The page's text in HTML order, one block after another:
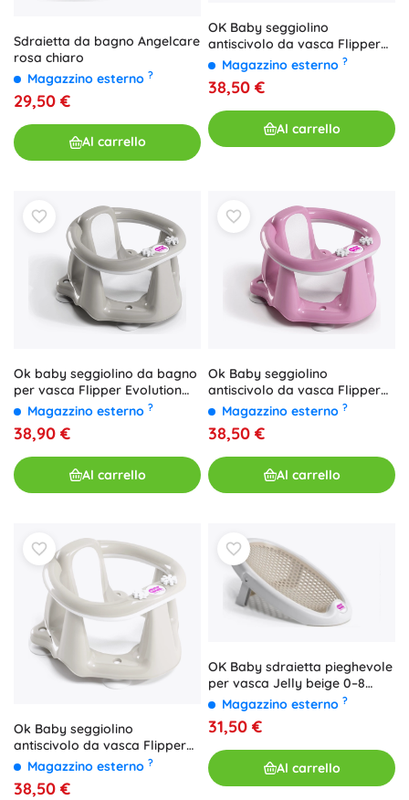
Sdraietta da bagno Angelcare
rosa chiaro
Magazzino esterno ?
29,50 €
Al carrello
OK Baby seggiolino
antiscivolo da vasca Flipper
Evolution, beige
Magazzino esterno ?
38,50 €
Al carrello
Ok baby seggiolino da bagno
per vasca Flipper Evolution
con ventose grigio (6–15 mesi)
Magazzino esterno ?
38,90 €
Al carrello
Ok Baby seggiolino
antiscivolo da vasca Flipper
Evolution pink (6–15 mesi)
Magazzino esterno ?
38,50 €
Al carrello
Ok Baby seggiolino
antiscivolo da vasca Flipper
Evolution bianco (6–15 mesi)
Magazzino esterno ?
38,50 €
OK Baby sdraietta pieghevole
per vasca Jelly beige 0–8
mesiMagazzino esterno ?
31,50 €
Al carrello